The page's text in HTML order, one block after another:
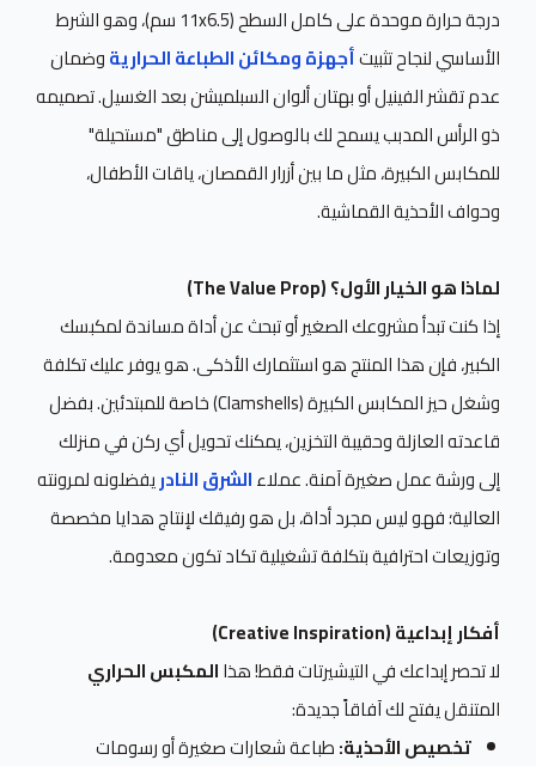
درجة حرارة موحدة على كامل السطح (11x6.5 سم)، وهو الشرط
الأساسي لنجاح تثبيتأجهزة ومكائن الطباعة الحراريةوضمان
عدم تقشر الفينيل أو بهتان ألوان السبلميشن بعد الغسيل. تصميمه
ذو الرأس المدبب يسمح لك بالوصول إلى مناطق "مستحيلة"
للمكابس الكبيرة، مثل ما بين أزرار القمصان، ياقات الأطفال،
وحواف الأحذية القماشية.
لماذا هو الخيار الأول؟ (The Value Prop)
إذا كنت تبدأ مشروعك الصغير أو تبحث عن أداة مساندة لمكبسك
الكبير، فإن هذا المنتج هو استثمارك الأذكى. هو يوفر عليك تكلفة
وشغل حيز المكابس الكبيرة (Clamshells) خاصة للمبتدئين. بفضل
قاعدته العازلة وحقيبة التخزين، يمكنك تحويل أي ركن في منزلك
إلى ورشة عمل صغيرة آمنة. عملاءالشرق النادريفضلونه لمرونته
العالية؛ فهو ليس مجرد أداة، بل هو رفيقك لإنتاج هدايا مخصصة
وتوزيعات احترافية بتكلفة تشغيلية تكاد تكون معدومة.
أفكار إبداعية (Creative Inspiration)
لا تحصر إبداعك في التيشيرتات فقط! هذاالمكبس الحراري
المتنقل يفتح لك آفاقاً جديدة:
تخصيص الأحذية:طباعة شعارات صغيرة أو رسومات